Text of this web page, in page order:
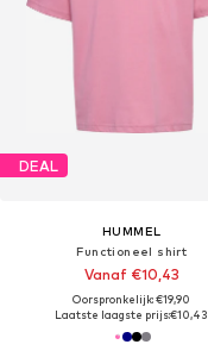
DEAL
HUMMEL
Functioneel shirt
Vanaf €10,43
Oorspronkelijk: €19,90
Laatste laagste prijs:€10,43